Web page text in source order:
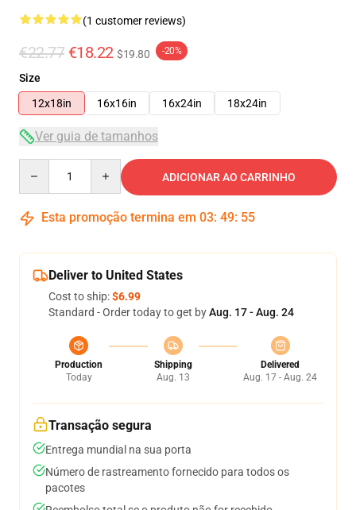
(1 customer reviews)
€22.77 €18.22 $19.80 -20%
Size
12x18in
16x16in 16x24in 18x24in
Ver guia de tamanhos
ADICIONAR AO CARRINHO
Esta promoção termina em 03: 49: 55
Deliver to United States
Cost to ship:$6.99
Standard - Order today to get byAug. 17 - Aug. 24
Production
Today
Shipping
Aug. 13
Delivered
Aug. 17 - Aug. 24
Transação segura
Entrega mundial na sua porta
Número de rastreamento fornecido para todos os
pacotes